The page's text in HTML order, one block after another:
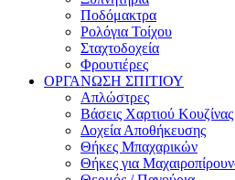
Ποδόμακτρα
Ρολόγια Τοίχου
Σταχτοδοχεία
Φρουτιέρες
ΟΡΓΑΝΩΣΗ ΣΠΙΤΙΟΥ
Απλώστρες
Βάσεις Χαρτιού
Δοχεία Αποθήκευσης
Θήκες Μπαχαρικών
Θήκες για